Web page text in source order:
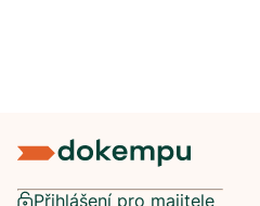
Přihlášení pro majitele